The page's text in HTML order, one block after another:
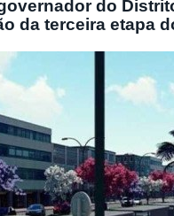
do
da terceira etapa